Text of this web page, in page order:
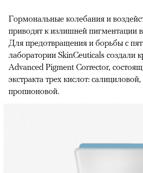
Гормональные колебания и
приводят к излишней пигментации
Для предотвращения и борьбы с
лаборатории SkinCeuticals создали
Advanced Pigment Corrector,
экстракта трех кислот:
пропионовой.